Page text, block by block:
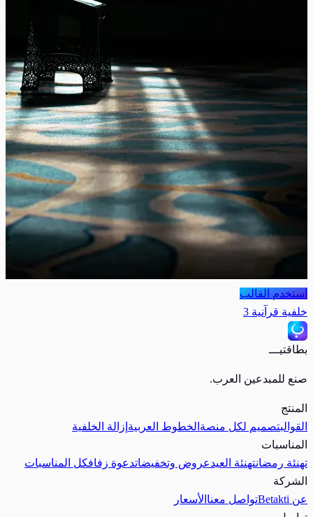
استخدم القالب
خلفية قرآنية 3
بطاقتيـــ
صنع للمبدعين العرب.
المنتج
القوالبتصميم لكل منصة الخطوط العربية إزالة الخلفية
المناسبات
تهنئة رمضانتهنئة العيدعروض وتخفيضاتدعوة زفافكل المناسبات
الشركة
عن Betakti
تواصل معنا الأسعار